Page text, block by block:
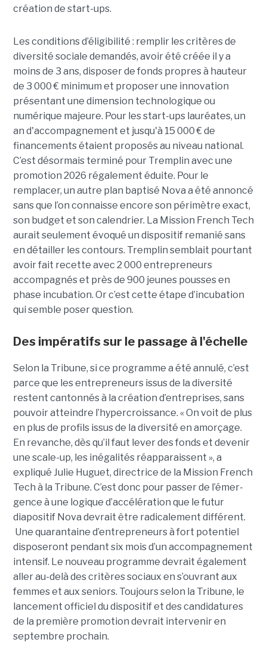
création de start-ups.
Les conditions d’éligibilité : remplir les critères de
diversité sociale demandés, avoir été créée il y a
moins de 3 ans, disposer de fonds propres à hauteur
de 3 000 € minimum et proposer une innovation
présentant une dimension technologique ou
numérique majeure. Pour les start-ups lauréates, un
an d'accompagnement et jusqu'à 15 000 € de
financements étaient proposés au niveau national.
C’est désormais terminé pour Tremplin avec une
promotion 2026 régalement éduite. Pour le
remplacer, un autre plan baptisé Nova a été annoncé
sans que l’on connaisse encore son périmètre exact,
son budget et son calendrier. La Mission French Tech
aurait seulement évoqué un dispositif remanié sans
en détailler les contours. Tremplin semblait pourtant
avoir fait recette avec 2 000 entrepreneurs
accompagnés et près de 900 jeunes pousses en
phase incubation. Or c’est cette étape d’incubation
qui semble poser question.
Des impératifs sur le passage à l'échelle
Selon la Tribune, si ce programme a été annulé, c’est
parce que les entre­pre­neurs issus de la diver­sité
restent cantonnés à la créa­tion d’entre­prises, sans
pouvoir atteindre l’hyper­crois­sance. « On voit de plus
en plus de pro­fils issus de la diver­sité en amorçage.
En revanche, dès qu’il faut lever des fonds et deve­nir
une scale-up, les inéga­li­tés réap­pa­raissent », a
expliqué Julie Huguet, directrice de la Mission French
Tech à la Tribune. C’est donc pour passer de l’émer­
gence à une logique d’accé­lé­ra­tion que le futur
diapositif Nova devrait être radi­ca­le­ment dif­fé­rent.
Une qua­ran­taine d’entre­pre­neurs à fort poten­tiel
disposeront pen­dant six mois d’un accom­pa­gne­ment
inten­sif. Le nouveau pro­gramme devrait également
aller au-delà des critères sociaux en s’ouvrant aux
femmes et aux seniors. Toujours selon la Tribune, le
lancement officiel du dispositif et des candidatures
de la première promotion devrait intervenir en
septembre prochain.